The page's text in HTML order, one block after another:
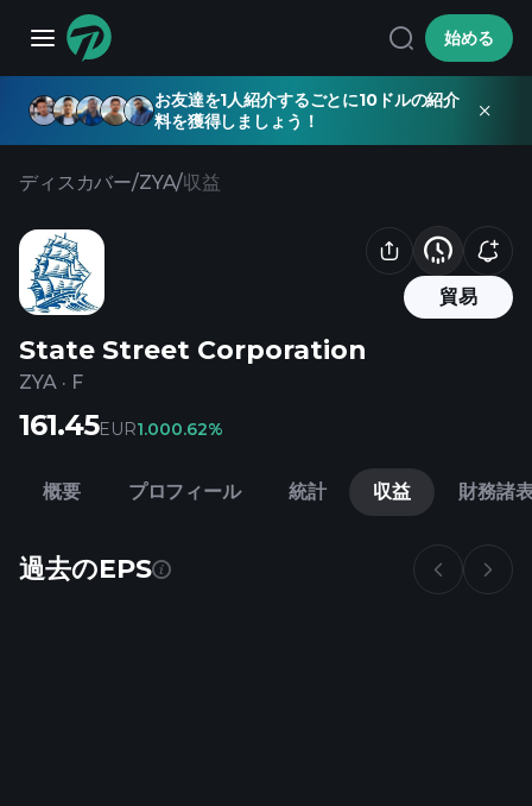
始める
お友達を1人紹介するごとに10ドルの紹介
料を獲得しましょう！
ディスカバー/ZYA/収益
貿易
State Street Corporation
ZYA · F
161.45EUR1.000.62%
概要 プロフィール 統計 収益 財務諸
過去のEPS